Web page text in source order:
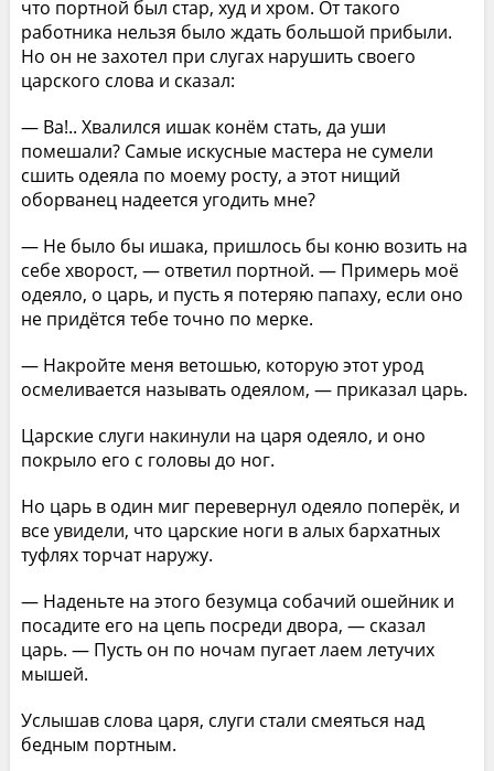
что портной был стар, худ и хром. От такого
работника нельзя было ждать большой прибыли.
Но он не захотел при слугах нарушить своего
царского слова и сказал:
— Ва!.. Хвалился ишак конём стать, да уши
помешали? Самые искусные мастера не сумели
сшить одеяла по моему росту, а этот нищий
оборванец надеется угодить мне?
— Не было бы ишака, пришлось бы коню возить на
себе хворост, — ответил портной. — Примерь моё
одеяло, о царь, и пусть я потеряю папаху, если оно
не придётся тебе точно по мерке.
— Накройте меня ветошью, которую этот урод
осмеливается называть одеялом, — приказал царь.
Царские слуги накинули на царя одеяло, и оно
покрыло его с головы до ног.
Но царь в один миг перевернул одеяло поперёк, и
все увидели, что царские ноги в алых бархатных
туфлях торчат наружу.
— Наденьте на этого безумца собачий ошейник и
посадите его на цепь посреди двора, — сказал
царь. — Пусть он по ночам пугает лаем летучих
мышей.
Услышав слова царя, слуги стали смеяться над
бедным портным.